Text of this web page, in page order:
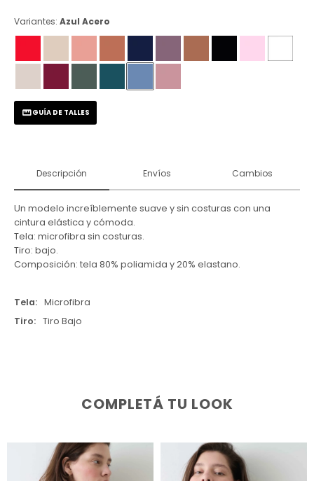
Variantes: Azul Acero
GUÍA DE TALLES
Descripción Envíos Cambios
Un modelo increíblemente suave y sin costuras con una
cintura elástica y cómoda.
Tela: microfibra sin costuras.
Tiro: bajo.
Composición: tela 80% poliamida y 20% elastano.
Tela
Microfibra
Tiro
Tiro Bajo
COMPLETÁ TU LOOK